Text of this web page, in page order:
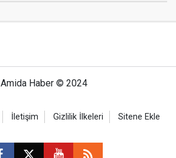
Amida Haber © 2024
İletişim Gizlilik İlkeleri Sitene Ekle